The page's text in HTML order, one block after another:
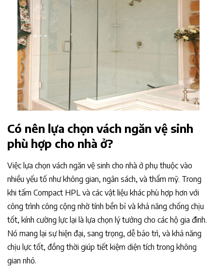
Có nên lựa chọn vách ngăn vệ sinh
phù hợp cho nhà ở?
Việc lựa chọn vách ngăn vệ sinh cho nhà ở phụ thuộc vào
nhiều yếu tố như không gian, ngân sách, và thẩm mỹ. Trong
khi tấm Compact HPL và các vật liệu khác phù hợp hơn với
công trình công cộng nhờ tính bền bỉ và khả năng chống chịu
tốt, kính cường lực lại là lựa chọn lý tưởng cho các hộ gia đình.
Nó mang lại sự hiện đại, sang trọng, dễ bảo trì, và khả năng
chịu lực tốt, đồng thời giúp tiết kiệm diện tích trong không
gian nhỏ.